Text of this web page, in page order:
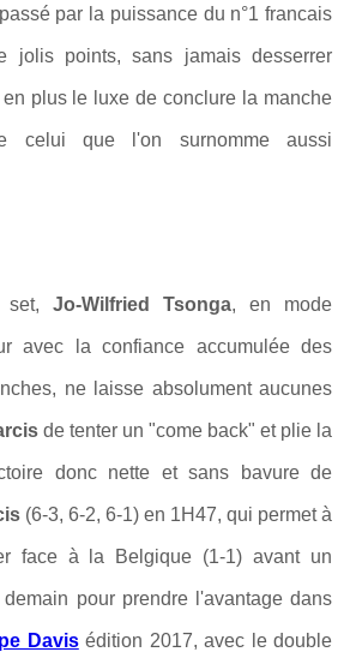
par la puissance du n°1 francais
jolis points, sans jamais desserrer
en plus le luxe de conclure la manche
celui que l'on surnomme aussi
set, Jo-Wilfried Tsonga, en mode
avec la confiance accumulée des
ne laisse absolument aucunes
de tenter un "come back" et plie la
donc nette et sans bavure de
(6-3, 6-2, 6-1) en 1H47, qui permet à
face à la Belgique (1-1) avant un
pour prendre l'avantage dans
Davisédition 2017, avec le double